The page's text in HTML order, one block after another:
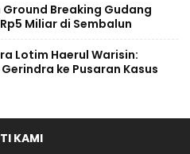
Breaking Gudang
Miliar di Sembalun
Lotim Haerul Warisin:
ke Pusaran Kasus
KAMI